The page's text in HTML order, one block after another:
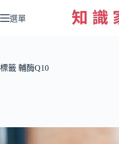
至
容
選單
標籤 輔酶Q10